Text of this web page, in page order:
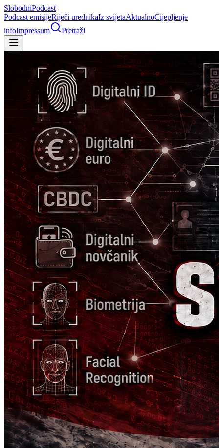
SlobodniPodcast
Podcast emisijeRiječi urednikaIz svijetaAktualnoCijepljenje
infoImpressum Pretraži